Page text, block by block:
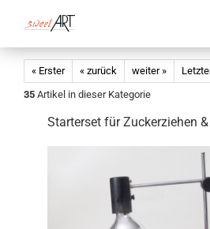
« Erster « zurück weiter »
35 Artikel in dieser Kategorie
Starterset für Zuckerziehen